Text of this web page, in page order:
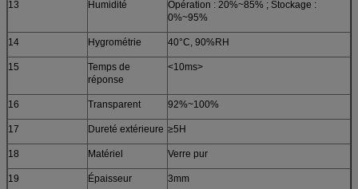
13 Humidité
Opération : 20%~85% ; Stockage :
0%~95%
14 Hygrométrie 40°C, 90%RH
15
Temps de
réponse
<10ms>
16 Transparent 92%~100%
17 Dureté extérieure ≥5H
18 Matériel Verre pur
19 Épaisseur 3mm